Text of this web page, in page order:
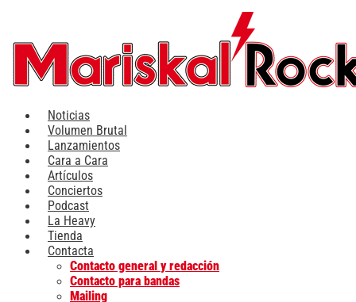
contenido
Noticias
Volumen Brutal
Lanzamientos
Cara a Cara
Artículos
Conciertos
Podcast
La Heavy
Tienda
Contacta
Contacto general y redacción
Contacto para bandas
Mailing